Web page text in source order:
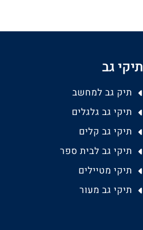
תיקי גב
תיק גב למחשב
תיקי גב גלגלים
תיקי גב קלים
תיקי גב לבית ספר
תיקי מטיילים
תיקי גב מעור